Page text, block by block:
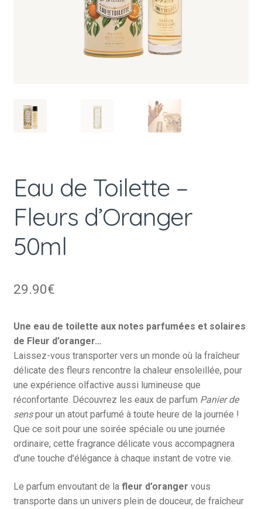
Eau de Toilette –
Fleurs d’Oranger
50ml
29.90€
Une eau de toilette aux notes parfumées et solaires
de Fleur d’oranger…
Laissez-vous transporter vers un monde où la fraîcheur
délicate des fleurs rencontre la chaleur ensoleillée, pour
une expérience olfactive aussi lumineuse que
réconfortante. Découvrez les eaux de parfum Panier de
senspour un atout parfumé à toute heure de la journée !
Que ce soit pour une soirée spéciale ou une journée
ordinaire, cette fragrance délicate vous accompagnera
d’une touche d’élégance à chaque instant de votre vie.
Le parfum envoutant de la fleur d’oranger vous
transporte dans un univers plein de douceur, de fraîcheur